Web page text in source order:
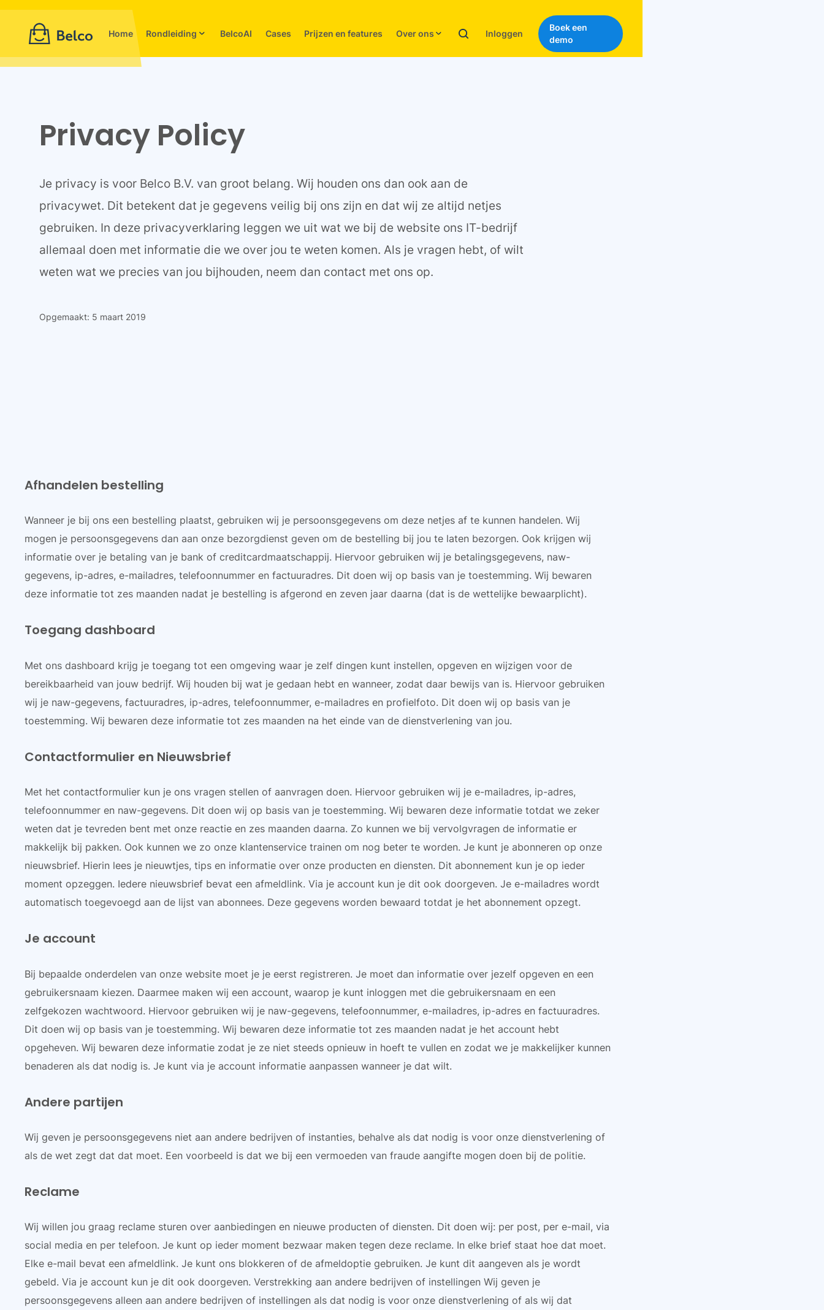
Home Rondleiding BelcoAI Cases Prijzen en features Over ons Inloggen
Boek een
demo
Privacy Policy
Je privacy is voor Belco B.V. van groot belang. Wij houden ons dan ook aan de
privacywet. Dit betekent dat je gegevens veilig bij ons zijn en dat wij ze altijd netjes
gebruiken. In deze privacyverklaring leggen we uit wat we bij de website ons IT-bedrijf
allemaal doen met informatie die we over jou te weten komen. Als je vragen hebt, of wilt
weten wat we precies van jou bijhouden, neem dan contact met ons op.
Opgemaakt: 5 maart 2019
Afhandelen bestelling
Wanneer je bij ons een bestelling plaatst, gebruiken wij je persoonsgegevens om deze netjes af te kunnen handelen. Wij
mogen je persoonsgegevens dan aan onze bezorgdienst geven om de bestelling bij jou te laten bezorgen. Ook krijgen wij
informatie over je betaling van je bank of creditcardmaatschappij. Hiervoor gebruiken wij je betalingsgegevens, naw-
gegevens, ip-adres, e-mailadres, telefoonnummer en factuuradres. Dit doen wij op basis van je toestemming. Wij bewaren
deze informatie tot zes maanden nadat je bestelling is afgerond en zeven jaar daarna (dat is de wettelijke bewaarplicht).
Toegang dashboard
Met ons dashboard krijg je toegang tot een omgeving waar je zelf dingen kunt instellen, opgeven en wijzigen voor de
bereikbaarheid van jouw bedrijf. Wij houden bij wat je gedaan hebt en wanneer, zodat daar bewijs van is. Hiervoor gebruiken
wij je naw-gegevens, factuuradres, ip-adres, telefoonnummer, e-mailadres en profielfoto. Dit doen wij op basis van je
toestemming. Wij bewaren deze informatie tot zes maanden na het einde van de dienstverlening van jou.
Contactformulier en Nieuwsbrief
Met het contactformulier kun je ons vragen stellen of aanvragen doen. Hiervoor gebruiken wij je e-mailadres, ip-adres,
telefoonnummer en naw-gegevens. Dit doen wij op basis van je toestemming. Wij bewaren deze informatie totdat we zeker
weten dat je tevreden bent met onze reactie en zes maanden daarna. Zo kunnen we bij vervolgvragen de informatie er
makkelijk bij pakken. Ook kunnen we zo onze klantenservice trainen om nog beter te worden. Je kunt je abonneren op onze
nieuwsbrief. Hierin lees je nieuwtjes, tips en informatie over onze producten en diensten. Dit abonnement kun je op ieder
moment opzeggen. Iedere nieuwsbrief bevat een afmeldlink. Via je account kun je dit ook doorgeven. Je e-mailadres wordt
automatisch toegevoegd aan de lijst van abonnees. Deze gegevens worden bewaard totdat je het abonnement opzegt.
Je account
Bij bepaalde onderdelen van onze website moet je je eerst registreren. Je moet dan informatie over jezelf opgeven en een
gebruikersnaam kiezen. Daarmee maken wij een account, waarop je kunt inloggen met die gebruikersnaam en een
zelfgekozen wachtwoord. Hiervoor gebruiken wij je naw-gegevens, telefoonnummer, e-mailadres, ip-adres en factuuradres.
Dit doen wij op basis van je toestemming. Wij bewaren deze informatie tot zes maanden nadat je het account hebt
opgeheven. Wij bewaren deze informatie zodat je ze niet steeds opnieuw in hoeft te vullen en zodat we je makkelijker kunnen
benaderen als dat nodig is. Je kunt via je account informatie aanpassen wanneer je dat wilt.
Andere partijen
Wij geven je persoonsgegevens niet aan andere bedrijven of instanties, behalve als dat nodig is voor onze dienstverlening of
als de wet zegt dat dat moet. Een voorbeeld is dat we bij een vermoeden van fraude aangifte mogen doen bij de politie.
Reclame
Wij willen jou graag reclame sturen over aanbiedingen en nieuwe producten of diensten. Dit doen wij: per post, per e-mail, via
social media en per telefoon. Je kunt op ieder moment bezwaar maken tegen deze reclame. In elke brief staat hoe dat moet.
Elke e-mail bevat een afmeldlink. Je kunt ons blokkeren of de afmeldoptie gebruiken. Je kunt dit aangeven als je wordt
gebeld. Via je account kun je dit ook doorgeven. Verstrekking aan andere bedrijven of instellingen Wij geven je
persoonsgegevens alleen aan andere bedrijven of instellingen als dat nodig is voor onze dienstverlening of als wij dat